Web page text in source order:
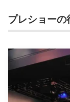
プレショー